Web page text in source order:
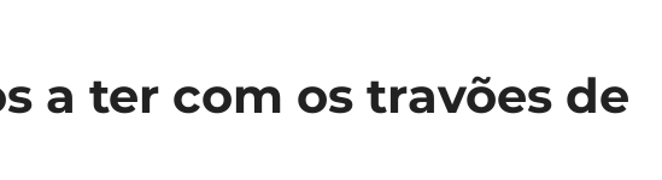
a ter com os travões de